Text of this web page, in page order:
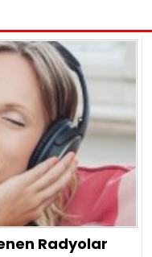
Radyolar